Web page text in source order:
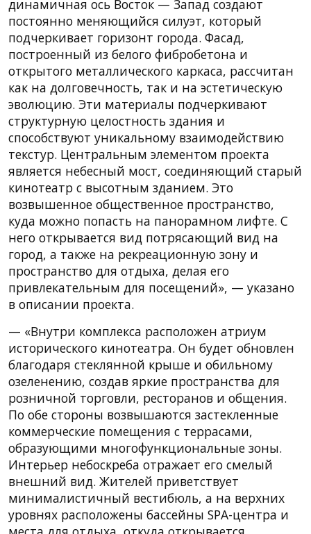
динамичная ось Восток — Запад создают
постоянно меняющийся силуэт, который
подчеркивает горизонт города. Фасад,
построенный из белого фибробетона и
открытого металлического каркаса, рассчитан
как на долговечность, так и на эстетическую
эволюцию. Эти материалы подчеркивают
структурную целостность здания и
способствуют уникальному взаимодействию
текстур. Центральным элементом проекта
является небесный мост, соединяющий старый
кинотеатр с высотным зданием. Это
возвышенное общественное пространство,
куда можно попасть на панорамном лифте. С
него открывается вид потрясающий вид на
город, а также на рекреационную зону и
пространство для отдыха, делая его
привлекательным для посещений», — указано
в описании проекта.
— «Внутри комплекса расположен атриум
исторического кинотеатра. Он будет обновлен
благодаря стеклянной крыше и обильному
озеленению, создав яркие пространства для
розничной торговли, ресторанов и общения.
По обе стороны возвышаются застекленные
коммерческие помещения с террасами,
образующими многофункциональные зоны.
Интерьер небоскреба отражает его смелый
внешний вид. Жителей приветствует
минималистичный вестибюль, а на верхних
уровнях расположены бассейны SPA-центра и